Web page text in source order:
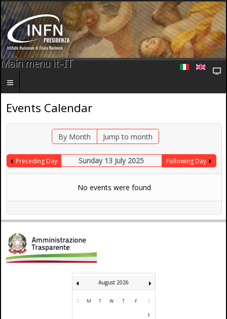
Main menu it-IT
Events Calendar
By Month Jump to month
Preceding Day Sunday 13 July 2025 Following Day
No events were found
August 2026
S M T W T F S
1